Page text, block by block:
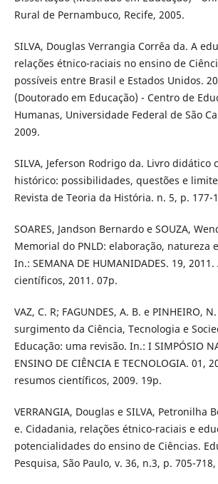
Rural de Pernambuco, Recife, 2005.
SILVA, Douglas Verrangia Corrêa da. A
relações étnico-raciais no ensino de
possíveis entre Brasil e Estados Unidos.
(Doutorado em Educação) - Centro de
Humanas, Universidade Federal de São
2009.
SILVA, Jeferson Rodrigo da. Livro didático
histórico: possibilidades, questões e
Revista de Teoria da História. n. 5, p. 177-
SOARES, Jandson Bernardo e SOUZA,
Memorial do PNLD: elaboração, natureza
In.: SEMANA DE HUMANIDADES. 19,
científicos, 2011. 07p.
VAZ, C. R; FAGUNDES, A. B. e PINHEIRO,
surgimento da Ciência, Tecnologia e
Educação: uma revisão. In.: I SIMPÓSIO
ENSINO DE CIÊNCIA E TECNOLOGIA. 01,
resumos científicos, 2009. 19p.
VERRANGIA, Douglas e SILVA, Petronilha
e. Cidadania, relações étnico-raciais e
potencialidades do ensino de Ciências.
Pesquisa, São Paulo, v. 36, n.3, p. 705-718,